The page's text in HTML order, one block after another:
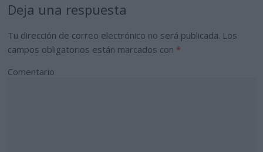
Deja una respuesta
Tu dirección de correo electrónico no será publicada. Los
campos obligatorios están marcados con *
Comentario